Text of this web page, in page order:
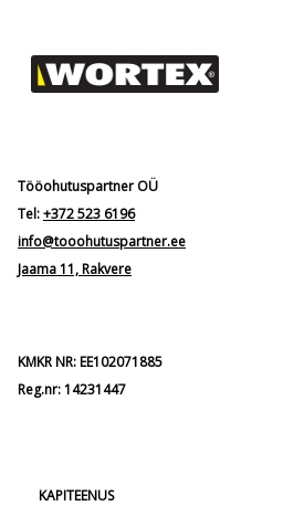
Tööohutuspartner OÜ
Tel:+372 523 6196
info@tooohutuspartner.ee
Jaama 11, Rakvere
KMKR NR: EE102071885
Reg.nr: 14231447
KAPITEENUS